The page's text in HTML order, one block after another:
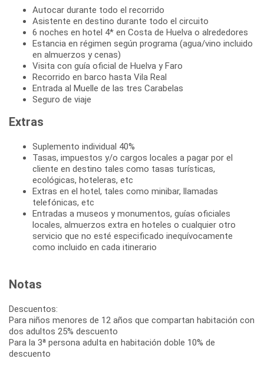
Autocar durante todo el recorrido
Asistente en destino durante todo el circuito
6 noches en hotel 4* en Costa de Huelva o alrededores
Estancia en régimen según programa (agua/vino incluido
en almuerzos y cenas)
Visita con guía oficial de Huelva y Faro
Recorrido en barco hasta Vila Real
Entrada al Muelle de las tres Carabelas
Seguro de viaje
Extras
Suplemento individual 40%
Tasas, impuestos y/o cargos locales a pagar por el
cliente en destino tales como tasas turísticas,
ecológicas, hoteleras, etc
Extras en el hotel, tales como minibar, llamadas
telefónicas, etc
Entradas a museos y monumentos, guías oficiales
locales, almuerzos extra en hoteles o cualquier otro
servicio que no esté especificado inequívocamente
como incluido en cada itinerario
Notas
Descuentos:
Para niños menores de 12 años que compartan habitación con
dos adultos 25% descuento
Para la 3ª persona adulta en habitación doble 10% de
descuento